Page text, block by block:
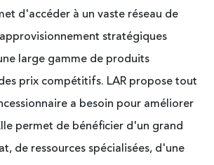
d'accéder à un vaste réseau de
stratégiques
large gamme de produits
prix compétitifs. LAR propose tout
a besoin pour améliorer
permet de bénéficier d'un grand
de ressources spécialisées, d'une